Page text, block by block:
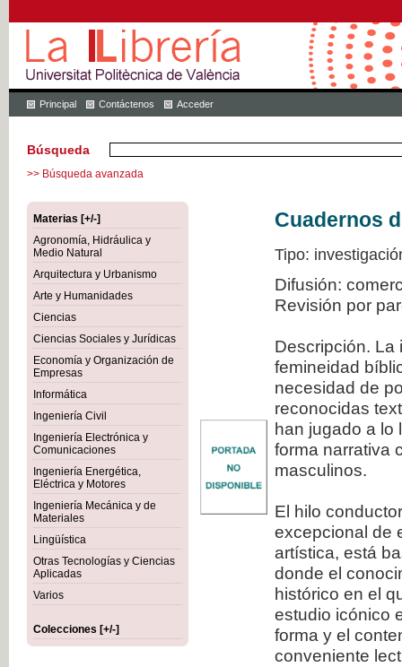
Principal Contáctenos Acceder
Búsqueda
>> Búsqueda avanzada
Materias [+/-]
Agronomía, Hidráulica y
Medio Natural
Arquitectura y Urbanismo
Arte y Humanidades
Ciencias
Ciencias Sociales y Jurídicas
Economía y Organización de
Empresas
Informática
Ingeniería Civil
Ingeniería Electrónica y
Comunicaciones
Ingeniería Energética,
Eléctrica y Motores
Ingeniería Mecánica y de
Materiales
Lingüística
Otras Tecnologías y Ciencias
Aplicadas
Varios
Colecciones [+/-]
Cuadernos
Tipo:
Difusión:
Revisión por
Descripción. La
femineidad
necesidad de
reconocidas
han jugado a lo
forma narrativa
masculinos.
El hilo
excepcional de
artística, está
donde el
histórico en el
estudio icónico
forma y el
conveniente